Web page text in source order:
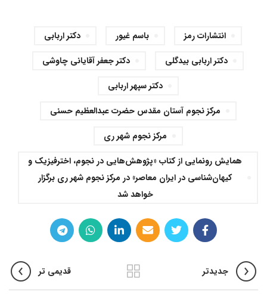
انتشارات رمز باسم غیور
دکتر اربابی
دکتر اربابی بیدگلی
دکتر جعفر آقایانی چاوشی
دکتر سپهر اربابی
مرکز نجوم آستان مقدس حضرت عبدالعظیم حسنی
مرکز نجوم شهر ری
همایش رونمایی از کتاب «پژوهش‌هایی در نجوم، اخترفیزیک و
کیهان‌شناسی در ایران معاصر» در مرکز نجوم شهر ری برگزار
خواهد شد
جدیدتر قدیمی تر